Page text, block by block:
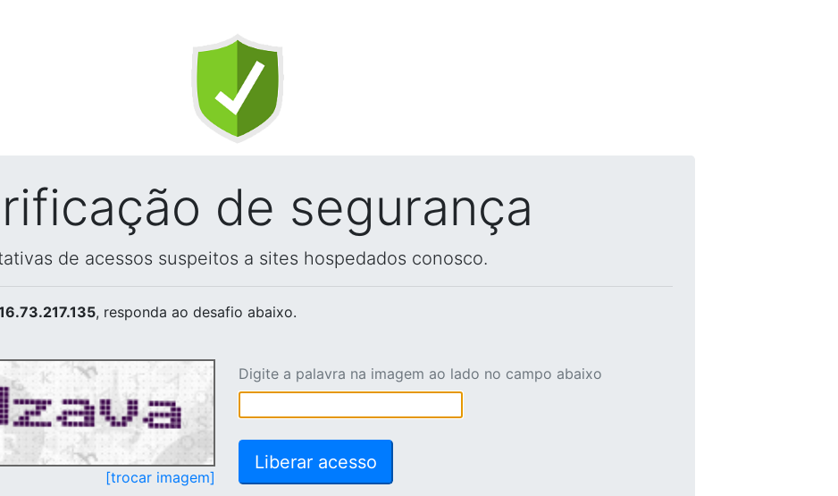
de segurança
de acessos suspeitos a sites hospedados conosco.
, responda ao desafio abaixo.
[trocar imagem]
Digite a palavra na imagem ao lado no campo abaixo